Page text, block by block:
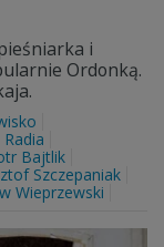
i
Ordonką.
Bajtlik
Szczepaniak
Wieprzewski